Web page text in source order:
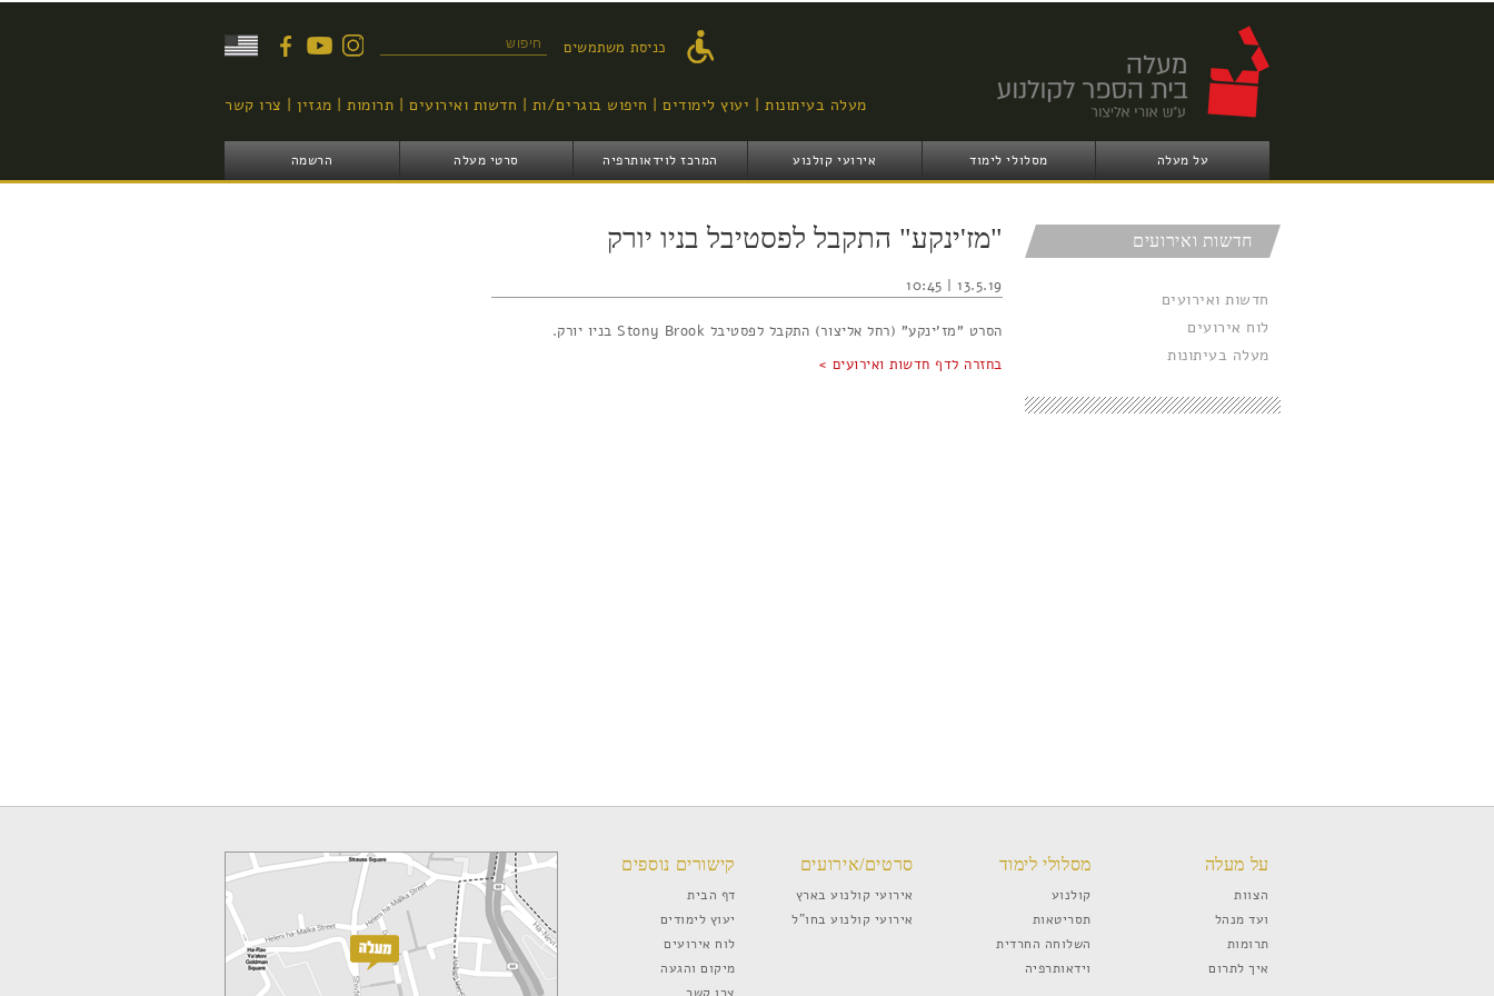
העיקרי
טופס חיפוש כניסת משתמשים
מעלה בעיתונות יעוץ לימודים חיפוש בוגרים/ות חדשות ואירועים תרומות מגזין צרו קשר
על מעלה מסלולי לימוד אירועי קולנוע המרכז לוידאותרפיה סרטי מעלה הרשמה
חדשות ואירועים
חדשות ואירועים
לוח אירועים
מעלה בעיתונות
"מז'ינקע" התקבל לפסטיבל בניו יורק
13.5.19 | 10:45
הסרט "מז'ינקע" (רחל אליצור) התקבל לפסטיבל Stony Brook בניו יורק.
בחזרה לדף חדשות ואירועים >
על מעלה
הצוות
ועד מנהל
תרומות
איך לתרום
מסלולי לימוד
קולנוע
תסריטאות
השלוחה החרדית
וידאותרפיה
סרטים/אירועים
אירועי קולנוע בארץ
אירועי קולנוע בחו”ל
קישורים נוספים
דף הבית
יעוץ לימודים
לוח אירועים
מיקום והגעה
צרו קשר